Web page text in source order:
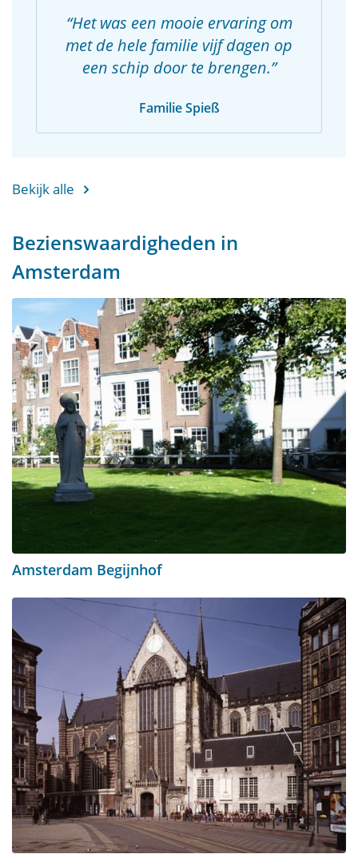
Het was een mooie ervaring om
met de hele familie vijf dagen op
een schip door te brengen.
Familie Spieß
Bekijk alle
Bezienswaardigheden in
Amsterdam
Amsterdam Begijnhof